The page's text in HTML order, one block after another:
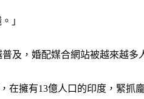
錢。」
普及，婚配媒合網站被越來
在擁有13億人口的印度，緊抓